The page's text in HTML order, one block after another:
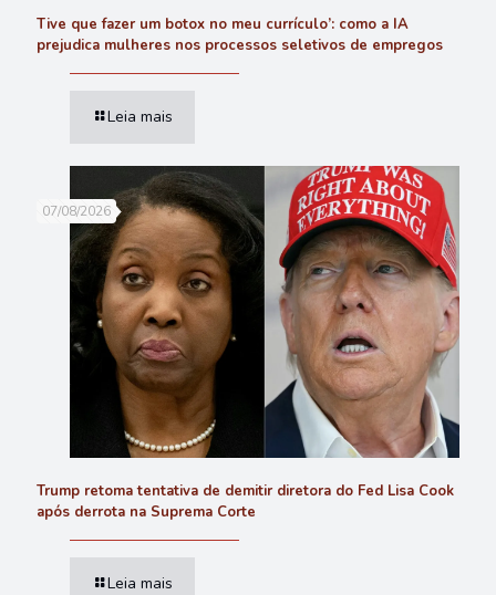
Tive que fazer um botox no meu currículo’: como a IA
prejudica mulheres nos processos seletivos de empregos
Leia mais
07/08/2026
Trump retoma tentativa de demitir diretora do Fed Lisa Cook
após derrota na Suprema Corte
Leia mais